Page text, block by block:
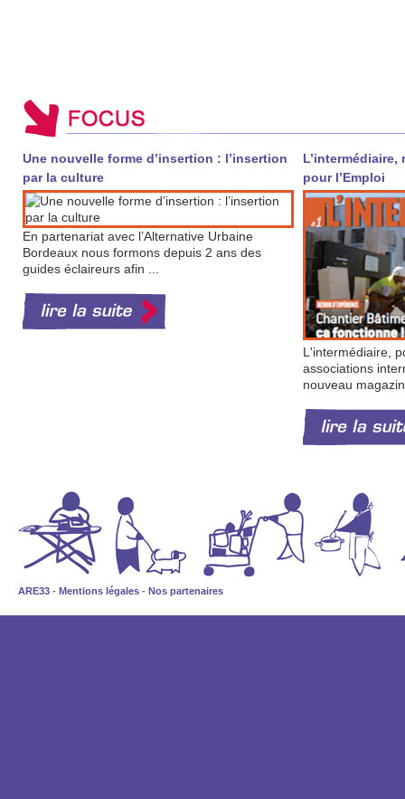
Une nouvelle forme d’insertion : l’insertion
par la culture
En partenariat avec l’Alternative Urbaine
Bordeaux nous formons depuis 2 ans des
guides éclaireurs afin ...
pour l’Emploi
L'intermédiaire,
associations
nouveau
ARE33 - Mentions légales - Nos partenaires